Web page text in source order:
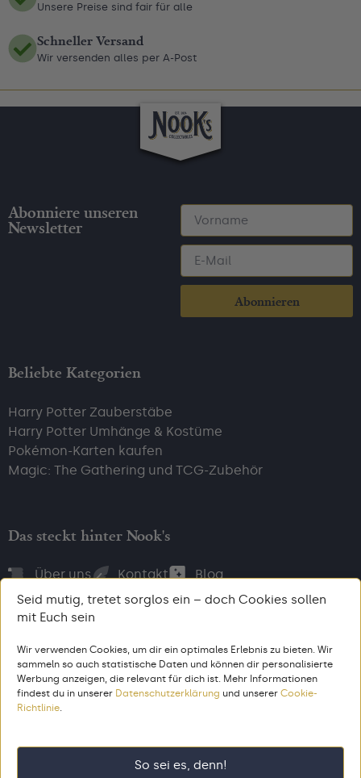
Seid mutig, tretet sorglos ein – doch Cookies sollen
mit Euch sein
Wir verwenden Cookies, um dir ein optimales Erlebnis zu bieten. Wir
sammeln so auch statistische Daten und können dir personalisierte
Werbung anzeigen, die relevant für dich ist. Mehr Informationen
findest du in unserer Datenschutzerklärung und unserer Cookie-
Richtlinie
So sei es, denn!
Unsere Preise sind fair für alle
Schneller Versand
Wir versenden alles per A-Post
Abonniere unseren
Newsletter
Abonnieren
Beliebte Kategorien
Harry Potter Zauberstäbe
Harry Potter Umhänge & Kostüme
Pokémon-Karten kaufen
Magic: The Gathering und TCG-Zubehör
Das steckt hinter Nook's
Über uns Kontakt Blog
Bezahl, wie du willst
© 2026 Nook’s. Alle Rechte vorbehalten. Gemacht aus dem Zeug,